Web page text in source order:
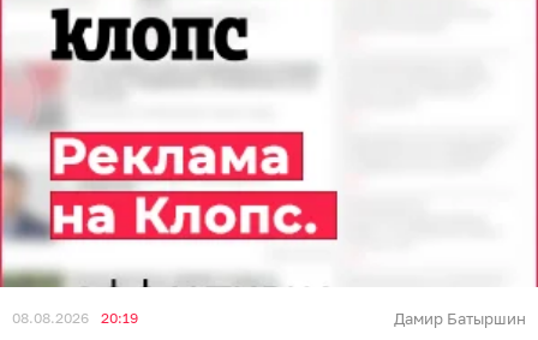
08.08.2026 20:19 Дамир Батыршин